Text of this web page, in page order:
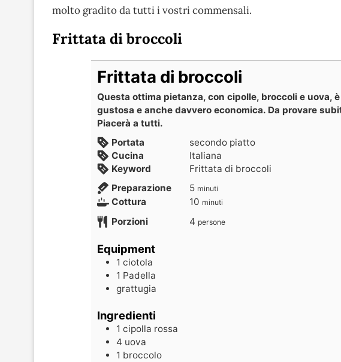
molto gradito da tutti i vostri commensali.
Frittata di broccoli
Frittata di broccoli
Questa ottima pietanza, con cipolle, broccoli e uova,
gustosa e anche davvero economica. Da provare
Piacerà a tutti.
Portata
secondo piatto
Cucina
Italiana
Keyword
Frittata di broccoli
Preparazione
5 minuti
Cottura 10 minuti
Porzioni 4 persone
Equipment
1 ciotola
1 Padella
grattugia
Ingredienti
1 cipolla rossa
4 uova
1 broccolo